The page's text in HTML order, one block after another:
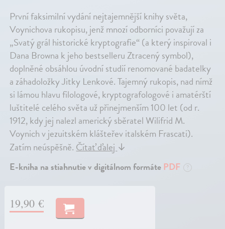
První faksimilní vydání nejtajemnější knihy světa,
Voynichova rukopisu, jenž mnozí odborníci považují za
„Svatý grál historické kryptografie“ (a který inspiroval i
Dana Browna k jeho bestselleru Ztracený symbol),
doplněné obsáhlou úvodní studií renomované badatelky
a záhadoložky Jitky Lenkové. Tajemný rukopis, nad nímž
si lámou hlavu filologové, kryptografologové i amatérští
luštitelé celého světa už přinejmenším 100 let (od r.
1912, kdy jej nalezl americký sběratel Wilifrid M.
Voynich v jezuitském klášteřev italském Frascati).
Zatím neúspěšně. Čítať ďalej ↓
E-kniha na stiahnutie v digitálnom formáte PDF ?
19,90 €